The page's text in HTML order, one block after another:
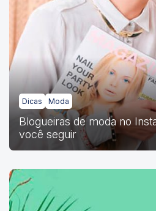
Dicas Moda
Blogueiras de moda no
você seguir